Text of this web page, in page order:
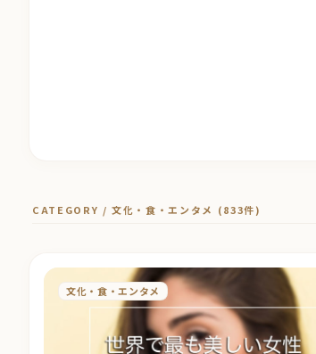
CATEGORY / 文化・食・エンタメ (833件)
文化・食・エンタメ